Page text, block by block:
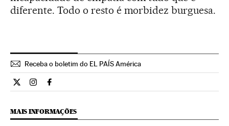
diferente. Todo o resto é morbidez burguesa.
Receba o boletim do EL PAÍS América
Opiniao El País Brasil en Twitter
Opiniao El País Brasil en Instagram
Opiniao El País Brasil en Facebook
MAIS INFORMAÇÕES